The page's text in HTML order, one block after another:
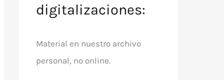
digitalizaciones:
Material en nuestro archivo
personal, no online.